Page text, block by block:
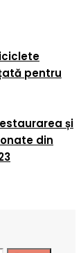
pentru
și
din